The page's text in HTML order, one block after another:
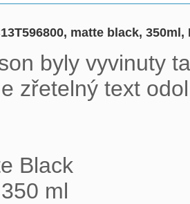
matte black,
byly vyvinuty
zřetelný text
350 ml